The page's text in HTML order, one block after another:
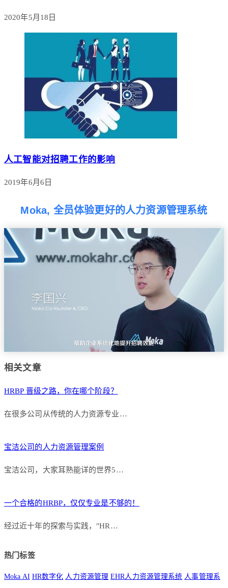
2020年5月18日
人工智能对招聘工作的影响
2019年6月6日
Moka, 全员体验更好的人力资源管理系统
相关文章
HRBP 晋级之路，你在哪个阶段？
在很多公司从传统的人力资源专业…
宝洁公司的人力资源管理案例
宝洁公司，大家耳熟能详的世界5…
一个合格的HRBP，仅仅专业是不够的！
经过近十年的探索与实践，"HR…
热门标签
Moka AI HR数字化 人力资源管理 EHR人力资源管理系统 人事管理系